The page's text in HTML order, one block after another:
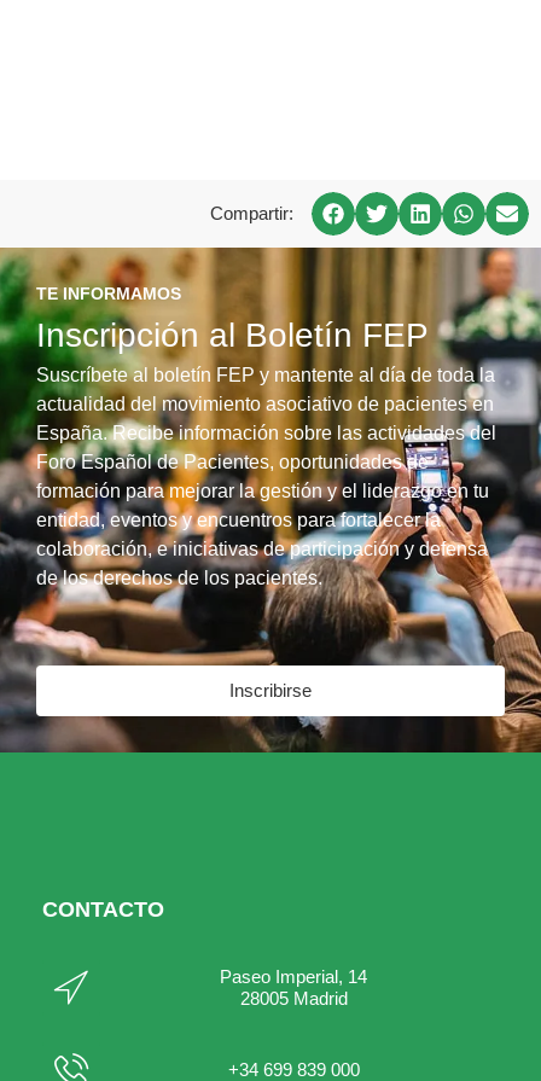
Compartir:
TE INFORMAMOS
Inscripción al Boletín FEP
Suscríbete al boletín FEP y mantente al día de toda la
actualidad del movimiento asociativo de pacientes en
España. Recibe información sobre las actividades del
Foro Español de Pacientes, oportunidades de
formación para mejorar la gestión y el liderazgo en tu
entidad, eventos y encuentros para fortalecer la
colaboración, e iniciativas de participación y defensa
de los derechos de los pacientes.
Inscribirse
CONTACTO
Paseo Imperial, 14
28005 Madrid
+34 699 839 000